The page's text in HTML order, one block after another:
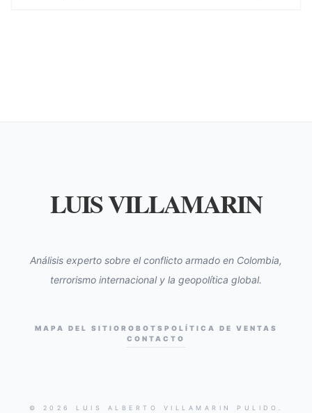
LUIS VILLAMARIN
Análisis experto sobre el conflicto armado en Colombia,
terrorismo internacional y la geopolítica global.
MAPA DEL SITIO ROBOTS POLÍTICA DE VENTAS
CONTACTO
© 2026 LUIS ALBERTO VILLAMARIN PULIDO.